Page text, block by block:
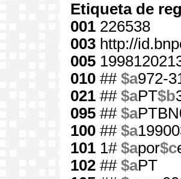
Etiqueta de
001 226538
003 http://
005
010 ## $a972-
021 ## $aPT$b
095 ## $a
100 ## $a
101 1# $apor$c
102 ## $aPT